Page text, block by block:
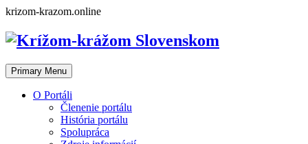
Skip
content
krizom-krazom.online
Primary Menu
O Portáli
Členenie portálu
História portálu
Spolupráca